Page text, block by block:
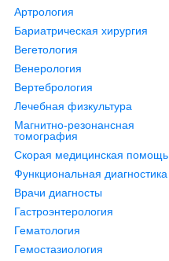
Артрология
Бариатрическая хирургия
Вегетология
Венерология
Вертебрология
Лечебная физкультура
Магнитно-резонансная
томография
Скорая медицинская помощь
Функциональная диагностика
Врачи диагносты
Гастроэнтерология
Гематология
Гемостазиология